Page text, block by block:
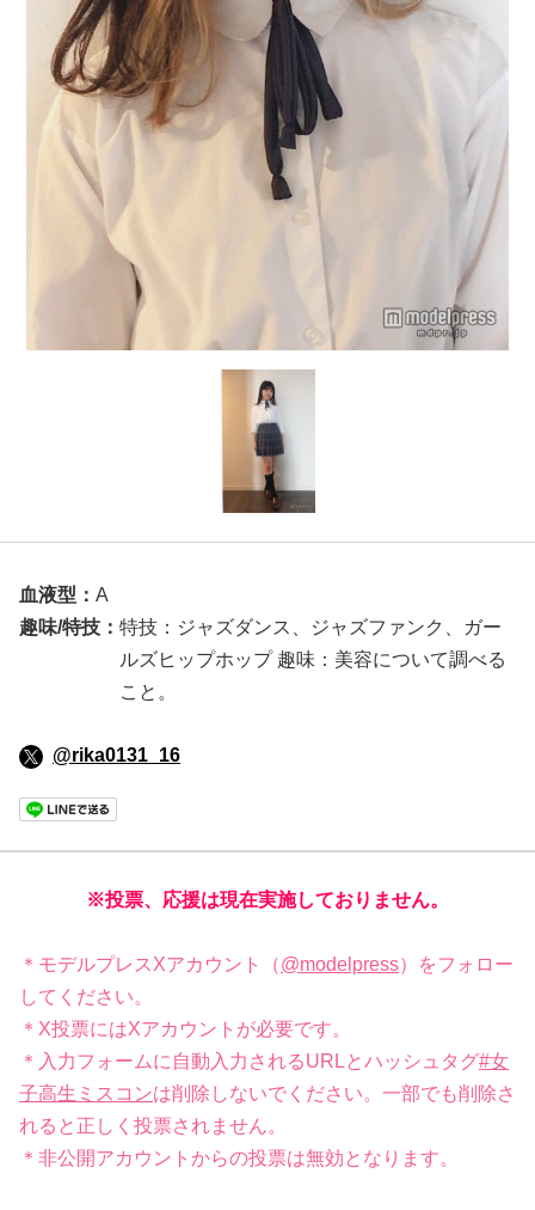
血液型： A
趣味/特技： 特技：ジャズダンス、ジャズファンク、ガー
ルズヒップホップ 趣味：美容について調べる
こと。
@rika0131_16
※投票、応援は現在実施しておりません。
＊モデルプレスXアカウント（@modelpress）をフォロー
してください。
＊X投票にはXアカウントが必要です。
＊入力フォームに自動入力されるURLとハッシュタグ#女
子高生ミスコンは削除しないでください。一部でも削除さ
れると正しく投票されません。
＊非公開アカウントからの投票は無効となります。